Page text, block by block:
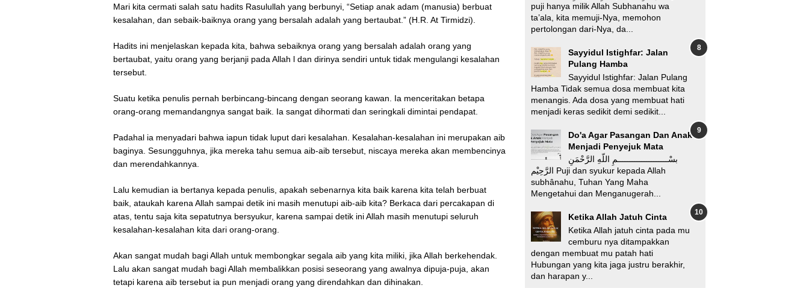
Mari kita cermati salah satu hadits Rasulullah yang berbunyi, “Setiap anak adam (manusia) berbuat
kesalahan, dan sebaik-baiknya orang yang bersalah adalah yang bertaubat.” (H.R. At Tirmidzi).
Hadits ini menjelaskan kepada kita, bahwa sebaiknya orang yang bersalah adalah orang yang
bertaubat, yaitu orang yang berjanji pada Allah l dan dirinya sendiri untuk tidak mengulangi kesalahan
tersebut.
Suatu ketika penulis pernah berbincang-bincang dengan seorang kawan. Ia menceritakan betapa
orang-orang memandangnya sangat baik. Ia sangat dihormati dan seringkali dimintai pendapat.
Padahal ia menyadari bahwa iapun tidak luput dari kesalahan. Kesalahan-kesalahan ini merupakan aib
baginya. Sesungguhnya, jika mereka tahu semua aib-aib tersebut, niscaya mereka akan membencinya
dan merendahkannya.
Lalu kemudian ia bertanya kepada penulis, apakah sebenarnya kita baik karena kita telah berbuat
baik, ataukah karena Allah sampai detik ini masih menutupi aib-aib kita? Berkaca dari percakapan di
atas, tentu saja kita sepatutnya bersyukur, karena sampai detik ini Allah masih menutupi seluruh
kesalahan-kesalahan kita dari orang-orang.
Akan sangat mudah bagi Allah untuk membongkar segala aib yang kita miliki, jika Allah berkehendak.
Lalu akan sangat mudah bagi Allah membalikkan posisi seseorang yang awalnya dipuja-puja, akan
tetapi karena aib tersebut ia pun menjadi orang yang direndahkan dan dihinakan.
puji hanya milik Allah Subhanahu wa
ta’ala, kita memuji-Nya, memohon
pertolongan dari-Nya, da...
Sayyidul Istighfar: Jalan
Pulang Hamba
Sayyidul Istighfar: Jalan Pulang
Hamba Tidak semua dosa membuat kita
menangis. Ada dosa yang membuat hati
menjadi keras sedikit demi sedikit...
Do'a Agar Pasangan Dan Anak
Menjadi Penyejuk Mata
بسْـــــــــــــــــــــمِ اللّهِ الرَّحْمَنِ
الرَّحِيْم Puji dan syukur kepada Allah
subhânahu, Tuhan Yang Maha
Mengetahui dan Menganugerah...
Ketika Allah Jatuh Cinta
Ketika Allah jatuh cinta pada mu
cemburu nya ditampakkan
dengan membuat mu patah hati
Hubungan yang kita jaga justru berakhir,
dan harapan y...